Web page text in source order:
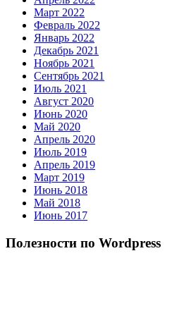
Март 2022
Февраль 2022
Январь 2022
Декабрь 2021
Ноябрь 2021
Сентябрь 2021
Июль 2021
Август 2020
Июнь 2020
Май 2020
Апрель 2020
Июль 2019
Апрель 2019
Март 2019
Июнь 2018
Май 2018
Июнь 2017
Полезности по Wordpress